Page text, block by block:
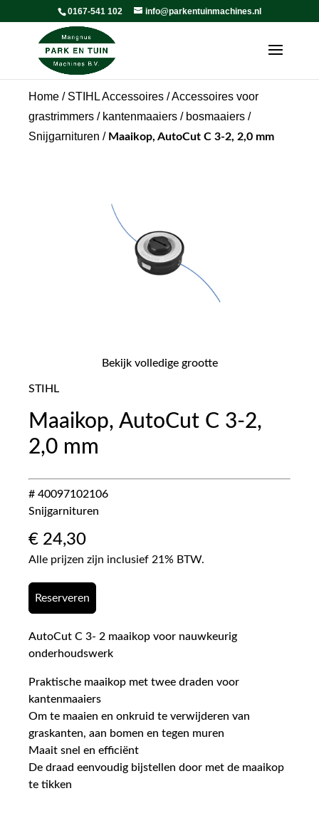
0167-541 102 info@parkentuinmachines.nl
Home / STIHL Accessoires /Accessoires voor
grastrimmers / kantenmaaiers / bosmaaiers /
Snijgarnituren / Maaikop, AutoCut C 3-2, 2,0 mm
Bekijk volledige grootte
STIHL
Maaikop, AutoCut C 3-2,
2,0 mm
# 40097102106
Snijgarnituren
€ 24,30
Alle prijzen zijn inclusief 21% BTW.
Reserveren
AutoCut C 3- 2 maaikop voor nauwkeurig
onderhoudswerk
Praktische maaikop met twee draden voor
kantenmaaiers
Om te maaien en onkruid te verwijderen van
graskanten, aan bomen en tegen muren
Maait snel en efficiënt
De draad eenvoudig bijstellen door met de maaikop
te tikken